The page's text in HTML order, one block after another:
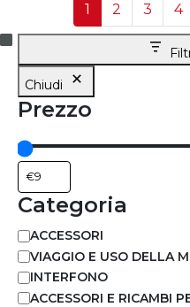
1 2 3 4
Chiudi
Prezzo
Categoria
ACCESSORI
VIAGGIO E USO DELLA
INTERFONO
ACCESSORI E RICAMBI